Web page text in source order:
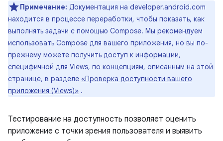
Примечание: Документация на developer.android.com
находится в процессе переработки, чтобы показать, как
выполнять задачи с помощью Compose. Мы рекомендуем
использовать Compose для вашего приложения, но вы по-
прежнему можете получить доступ к информации,
специфичной для Views, по концепциям, описанным на этой
странице, в разделе «Проверка доступности вашего
приложения (Views)» .
Тестирование на доступность позволяет оценить
приложение с точки зрения пользователя и выявить